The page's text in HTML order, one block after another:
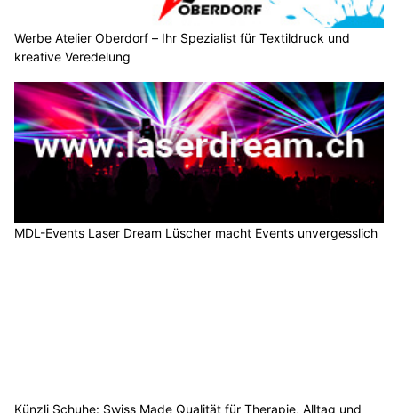
Werbe Atelier Oberdorf – Ihr Spezialist für Textildruck und
kreative Veredelung
MDL-Events Laser Dream Lüscher macht Events unvergesslich
Künzli Schuhe: Swiss Made Qualität für Therapie, Alltag und